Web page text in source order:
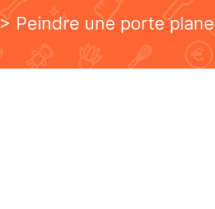
> Peindre une porte plane